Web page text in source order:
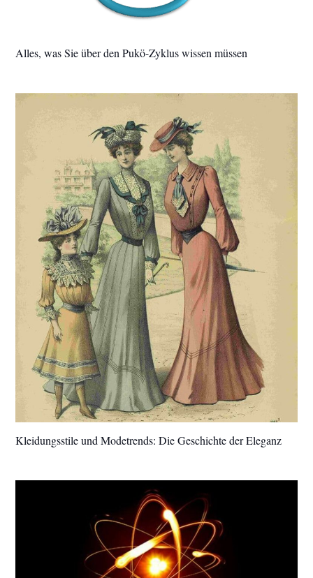
Alles, was Sie über den Pukö-Zyklus wissen müssen
Kleidungsstile und Modetrends: Die Geschichte der Eleganz